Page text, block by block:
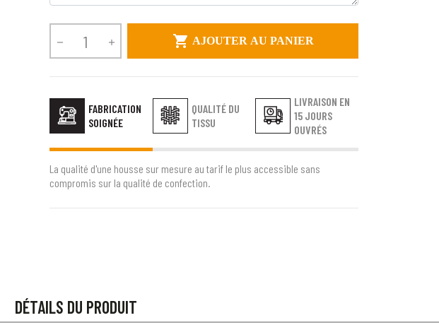
   AJOUTER AU PANIER
FABRICATION
SOIGNÉE
QUALITÉ DU
TISSU
LIVRAISON EN
15 JOURS
OUVRÉS
La qualité d'une housse sur mesure au tarif le plus accessible sans
compromis sur la qualité de confection.
DÉTAILS DU PRODUIT